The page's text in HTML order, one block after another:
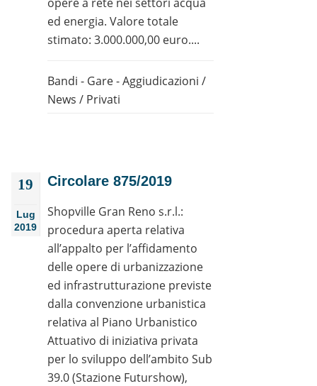
ed energia. Valore totale
stimato: 3.000.000,00 euro....
Bandi - Gare - Aggiudicazioni /
News / Privati
19
Lug
2019
Circolare 875/2019
Shopville Gran Reno s.r.l.:
procedura aperta relativa
all’appalto per l’affidamento
delle opere di urbanizzazione
ed infrastrutturazione previste
dalla convenzione urbanistica
relativa al Piano Urbanistico
Attuativo di iniziativa privata
per lo sviluppo dell’ambito Sub
39.0 (Stazione Futurshow),